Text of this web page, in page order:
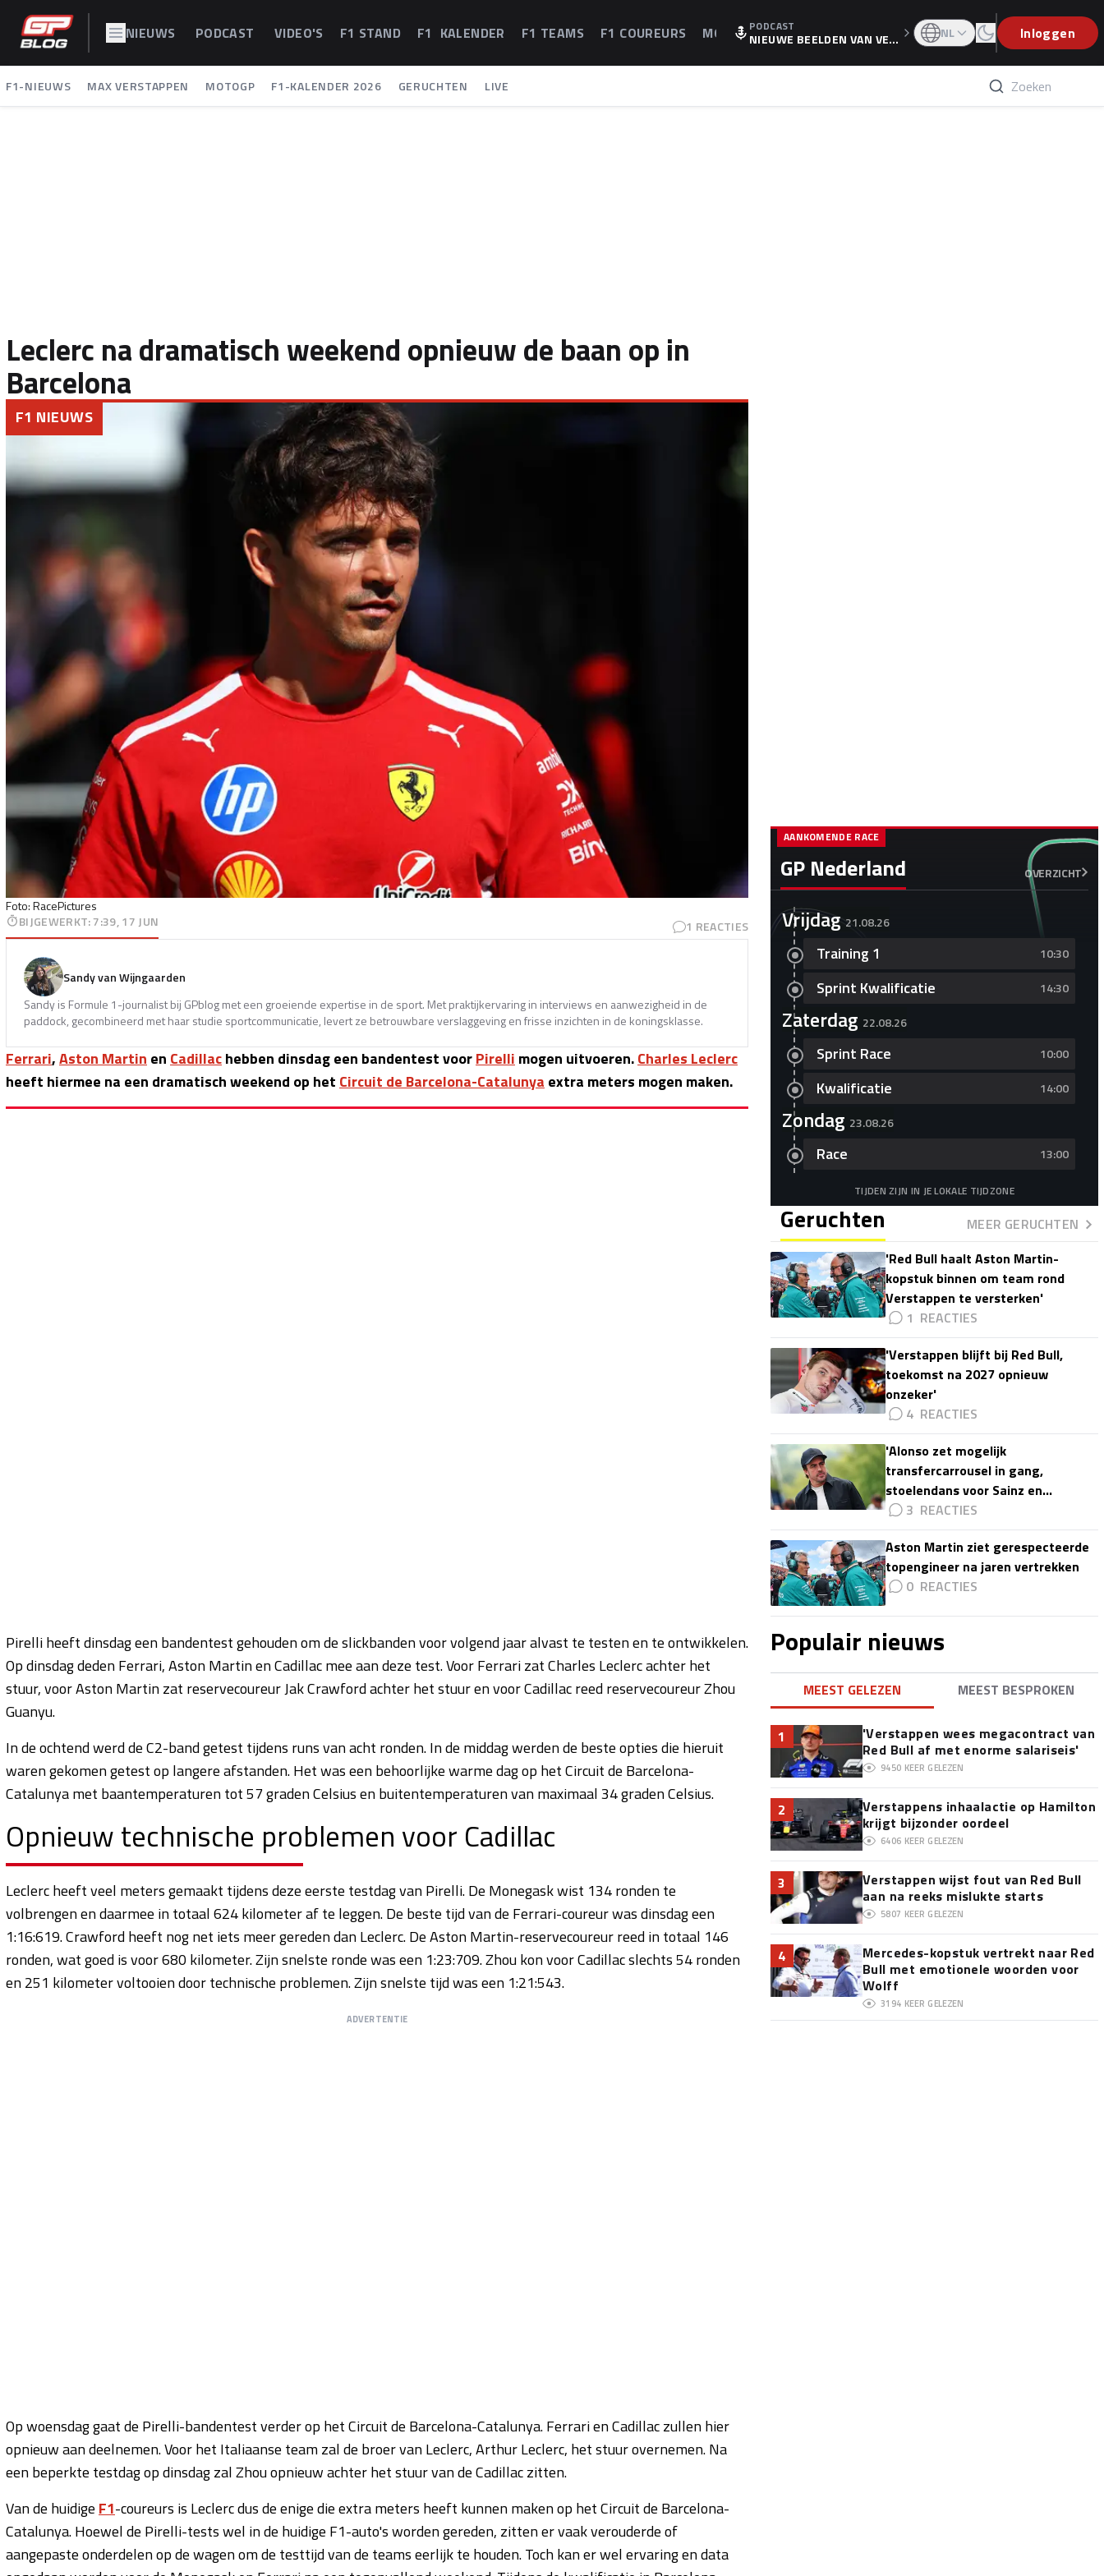
NIEUWS PODCAST VIDEO'S F1 STAND F1 KALENDER F1 TEAMS F1 COUREURS MOTOGPPODCAST
NIEUWE BEELDEN VAN VER
WEET IS ER NU GETEKEND'
NL Inloggen
F1-NIEUWS MAX VERSTAPPEN MOTOGP F1-KALENDER 2026 GERUCHTEN LIVE
Leclerc na dramatisch weekend opnieuw de baan op in
Barcelona
Foto: RacePictures
F1 NIEUWS
BIJGEWERKT:7:39, 17 JUN 1 REACTIES
Sandy van Wijngaarden
Sandy is Formule 1-journalist bij GPblog met een groeiende expertise in de sport. Met praktijkervaring in interviews en aanwezigheid in de
paddock, gecombineerd met haar studie sportcommunicatie, levert ze betrouwbare verslaggeving en frisse inzichten in de koningsklasse.
Ferrari,Aston Martin en Cadillachebben dinsdag een bandentest voorPirelli mogen uitvoeren.Charles Leclerc
heeft hiermee na een dramatisch weekend op het Circuit de Barcelona-Catalunya extra meters mogen maken.
Pirelli heeft dinsdag een bandentest gehouden om de slickbanden voor volgend jaar alvast te testen en te ontwikkelen.
Op dinsdag deden Ferrari, Aston Martin en Cadillac mee aan deze test. Voor Ferrari zat Charles Leclerc achter het
stuur, voor Aston Martin zat reservecoureur Jak Crawford achter het stuur en voor Cadillac reed reservecoureur Zhou
Guanyu.
In de ochtend werd de C2-band getest tijdens runs van acht ronden. In de middag werden de beste opties die hieruit
waren gekomen getest op langere afstanden. Het was een behoorlijke warme dag op het Circuit de Barcelona-
Catalunya met baantemperaturen tot 57 graden Celsius en buitentemperaturen van maximaal 34 graden Celsius.
Opnieuw technische problemen voor Cadillac
Leclerc heeft veel meters gemaakt tijdens deze eerste testdag van Pirelli. De Monegask wist 134 ronden te
volbrengen en daarmee in totaal 624 kilometer af te leggen. De beste tijd van de Ferrari-coureur was dinsdag een
1:16:619. Crawford heeft nog net iets meer gereden dan Leclerc. De Aston Martin-reservecoureur reed in totaal 146
ronden, wat goed is voor 680 kilometer. Zijn snelste ronde was een 1:23:709. Zhou kon voor Cadillac slechts 54 ronden
en 251 kilometer voltooien door technische problemen. Zijn snelste tijd was een 1:21:543.
ADVERTENTIE
Op woensdag gaat de Pirelli-bandentest verder op het Circuit de Barcelona-Catalunya. Ferrari en Cadillac zullen hier
opnieuw aan deelnemen. Voor het Italiaanse team zal de broer van Leclerc, Arthur Leclerc, het stuur overnemen. Na
een beperkte testdag op dinsdag zal Zhou opnieuw achter het stuur van de Cadillac zitten.
Van de huidige F1-coureurs is Leclerc dus de enige die extra meters heeft kunnen maken op het Circuit de Barcelona-
Catalunya. Hoewel de Pirelli-tests wel in de huidige F1-auto's worden gereden, zitten er vaak verouderde of
aangepaste onderdelen op de wagen om de testtijd van de teams eerlijk te houden. Toch kan er wel ervaring en data
GP Nederland OVERZICHT
AANKOMENDE RACE
Vrijdag 21.08.26
Training 1 10:30
Sprint Kwalificatie 14:30
Zaterdag 22.08.26
Sprint Race 10:00
Kwalificatie 14:00
Zondag 23.08.26
Race 13:00
TIJDEN ZIJN IN JE LOKALE TIJDZONE
Geruchten
MEER GERUCHTEN
'Red Bull haalt Aston Martin-
kopstuk binnen om team rond
Verstappen te versterken'
1
'Verstappen blijft bij Red Bull,
toekomst na 2027 opnieuw
onzeker'
4
'Alonso zet mogelijk
transfercarrousel in gang,
stoelendans voor Sainz en
Colapinto'
3
Aston Martin ziet gerespecteerde
topengineer na jaren vertrekken
0
Populair nieuws
MEEST GELEZEN MEEST BESPROKEN
1
'Verstappen wees megacontract van
Red Bull af met enorme salariseis'
9450 KEER GELEZEN
2
Verstappens inhaalactie op Hamilton
krijgt bijzonder oordeel
6406 KEER GELEZEN
3
Verstappen wijst fout van Red Bull
aan na reeks mislukte starts
5807 KEER GELEZEN
4
Mercedes-kopstuk vertrekt naar Red
Bull met emotionele woorden voor
Wolff
3194 KEER GELEZEN